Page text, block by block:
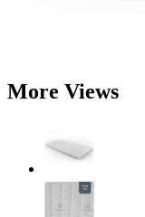
More Views